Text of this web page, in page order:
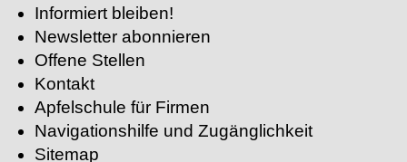
Informiert bleiben!
Newsletter abonnieren
Offene Stellen
Kontakt
Apfelschule für Firmen
Navigationshilfe und Zugänglichkeit
Sitemap